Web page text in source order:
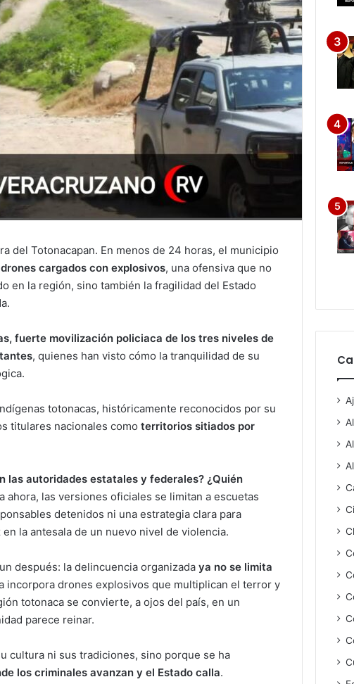
del Totonacapan. En menos de 24 horas, el municipio
cargados con explosivos, una ofensiva que no
en la región, sino también la fragilidad del Estado
fuerte movilización policiaca de los tres niveles de
, quienes han visto cómo la tranquilidad de su
totonacas, históricamente reconocidos por su
titulares nacionales como territorios sitiados por
las autoridades estatales y federales? ¿Quién
ahora, las versiones oficiales se limitan a escuetas
detenidos ni una estrategia clara para
la antesala de un nuevo nivel de violencia.
después: la delincuencia organizada ya no se limita
incorpora drones explosivos que multiplican el terror y
totonaca se convierte, a ojos del país, en un
parece reinar.
cultura ni sus tradiciones, sino porque se ha
los criminales avanzan y el Estado calla.